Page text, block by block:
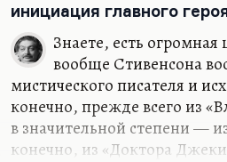
инициация главного
Знаете, есть
вообще Стивенсона
мистического писателя и
конечно, прежде всего из
в значительной степени —
конечно, из «Доктора